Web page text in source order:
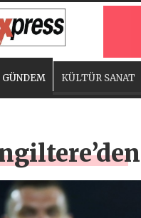
GÜNDEM KÜLTÜR SANAT